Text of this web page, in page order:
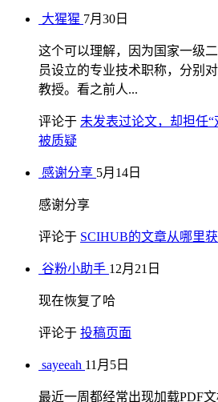
大猩猩 7月30日
这个可以理解，因为国家一级
员设立的专业技术职称，分别
教授。看之前人...
评论于 未发表过论文，却担任
被质疑
感谢分享 5月14日
感谢分享
评论于 SCIHUB的文章从哪里
谷粉小助手 12月21日
现在恢复了哈
评论于 投稿页面
sayeeah 11月5日
最近一周都经常出现加载PDF